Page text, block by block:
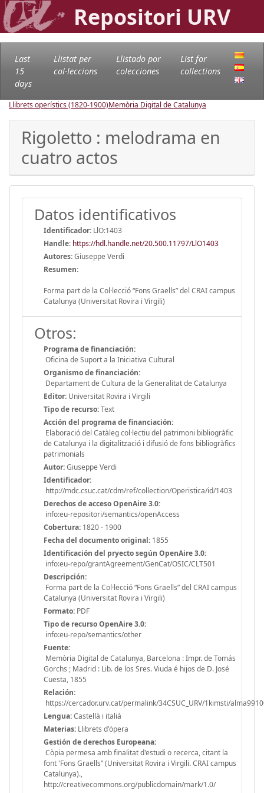
Repositori URV
Last
15
days
Llistat per
col·leccions
Llistado por
colecciones
List for
collections
Llibrets operístics (1820-1900)Memòria Digital de Catalunya
Rigoletto : melodrama en
cuatro actos
Datos identificativos
Identificador: LlO:1403
Handle: https://hdl.handle.net/20.500.11797/LlO1403
Autores:Giuseppe Verdi
Resumen:
Forma part de la Col·lecció “Fons Graells” del CRAI campus
Catalunya (Universitat Rovira i Virgili)
Otros:
Programa de financiación:
Oficina de Suport a la Iniciativa Cultural
Organismo de financiación:
Departament de Cultura de la Generalitat de Catalunya
Editor: Universitat Rovira i Virgili
Tipo de recurso:Text
Acción del programa de financiación:
Elaboració del Catàleg col·lectiu del patrimoni bibliogràfic
de Catalunya i la digitalització i difusió de fons bibliogràfics
patrimonials
Autor:Giuseppe Verdi
Identificador:
http://mdc.csuc.cat/cdm/ref/collection/Operistica/id/1403
Derechos de acceso OpenAire 3.0:
info:eu-repositori/semantics/openAccess
Cobertura: 1820 - 1900
Fecha del documento original: 1855
Identificación del pryecto según OpenAire 3.0:
info:eu-repo/grantAgreement/GenCat/OSIC/CLT501
Descripción:
Forma part de la Col·lecció “Fons Graells” del CRAI campus
Catalunya (Universitat Rovira i Virgili)
Formato: PDF
Tipo de recurso OpenAire 3.0:
info:eu-repo/semantics/other
Fuente:
Memòria Digital de Catalunya, Barcelona : Impr. de Tomás
Gorchs ; Madrid : Lib. de los Sres. Viuda é hijos de D. José
Cuesta, 1855
Relación:
https://cercador.urv.cat/permalink/34CSUC_URV/1kimsti/
Lengua:Castellà i italià
Materias: Llibrets d'òpera
Gestión de derechos Europeana:
Còpia permesa amb finalitat d'estudi o recerca, citant la
font 'Fons Graells” (Universitat Rovira i Virgili. CRAI campus
Catalunya).,
http://creativecommons.org/publicdomain/mark/1.0/